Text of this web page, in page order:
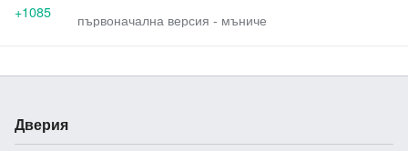
първоначална версия - мъниче
+1085
Дверия